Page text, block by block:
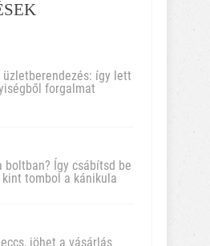
üzletberendezés: így lett
forgalmat
boltban? Így csábítsd be
tombol a kánikula
jöhet a vásárlás